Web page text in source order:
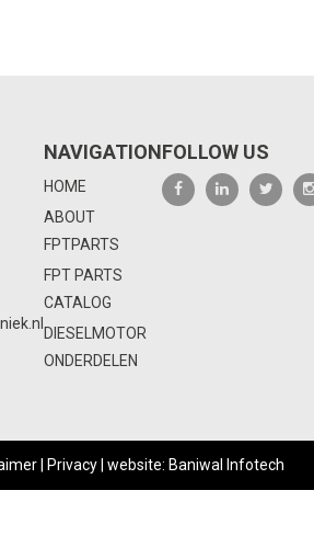
NAVIGATION
HOME
ABOUT
FPTPARTS
FPT PARTS
CATALOG
DIESELMOTOR
ONDERDELEN
FOLLOW US
| Privacy| website: Baniwal Infotech